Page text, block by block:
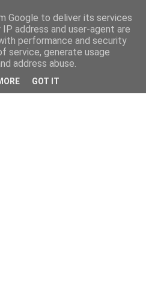
Google to deliver its services
address and user-agent are
performance and security
service, generate usage
address abuse.
GOT IT